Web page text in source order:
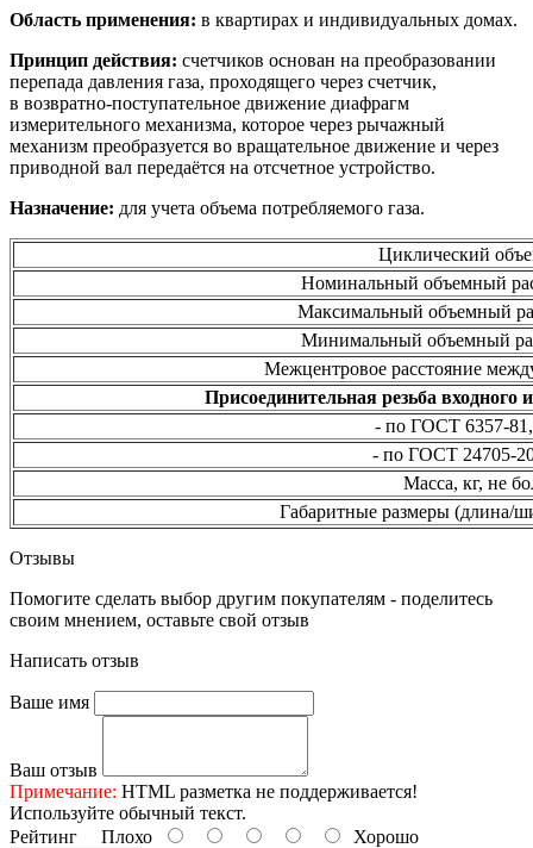
Область применения: в квартирах и индивидуальных домах.
Принцип действия: счетчиков основан на преобразовании
перепада давления газа, проходящего через счетчик,
в возвратно-поступательное движение диафрагм
измерительного механизма, которое через рычажный
механизм преобразуется во вращательное движение и через
приводной вал передаётся на отсчетное устройство.
Назначение: для учета объема потребляемого газа.
Циклический
Номинальный объемный
Максимальный объемный
Минимальный объемный
Межцентровое расстояние
Присоединительная резьба
- по ГОСТ 6357-
- по ГОСТ 24705-
Масса, кг, не
Габаритные размеры (длина/
Отзывы
Помогите сделать выбор другим покупателям - поделитесь
своим мнением, оставьте свой отзыв
Написать отзыв
Ваше имя
Ваш отзыв
Примечание: HTML разметка не поддерживается!
Используйте обычный текст.
Рейтинг Плохо Хорошо